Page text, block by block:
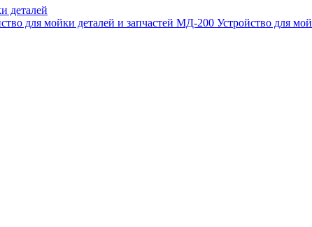
деталей
для мойки деталей и запчастей МД-200 Устройство для